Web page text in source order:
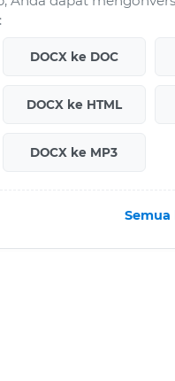
DOCX ke DOC
DOCX ke HTML
DOCX ke MP3
Semua